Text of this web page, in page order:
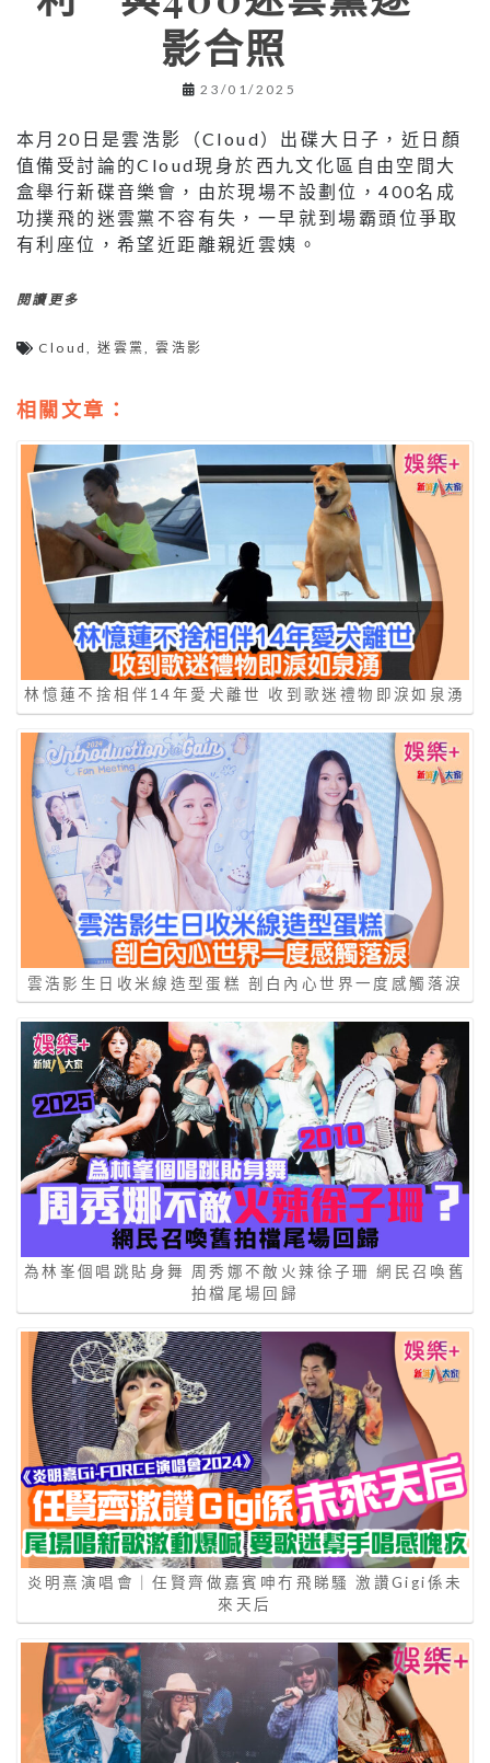
影合照
23/01/2025
本月20日是雲浩影（Cloud）出碟大日子，近日顏
值備受討論的Cloud現身於西九文化區自由空間大
盒舉行新碟音樂會，由於現場不設劃位，400名成
功撲飛的迷雲黨不容有失，一早就到場霸頭位爭取
有利座位，希望近距離親近雲姨。
閱讀更多
Cloud,迷雲黨,雲浩影
相關文章：
林憶蓮不捨相伴14年愛犬離世 收到歌迷禮物即淚如泉湧
雲浩影生日收米線造型蛋糕 剖白內心世界一度感觸落淚
為林峯個唱跳貼身舞 周秀娜不敵火辣徐子珊 網民召喚舊
拍檔尾場回歸
炎明熹演唱會｜任賢齊做嘉賓呻冇飛睇騷 激讚Gigi係未
來天后